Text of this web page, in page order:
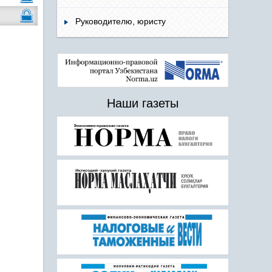
Руководителю, юристу
Наши газеты